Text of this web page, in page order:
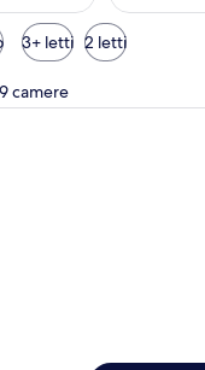
i
i
3+ letti 2 letti
camere
Una camera